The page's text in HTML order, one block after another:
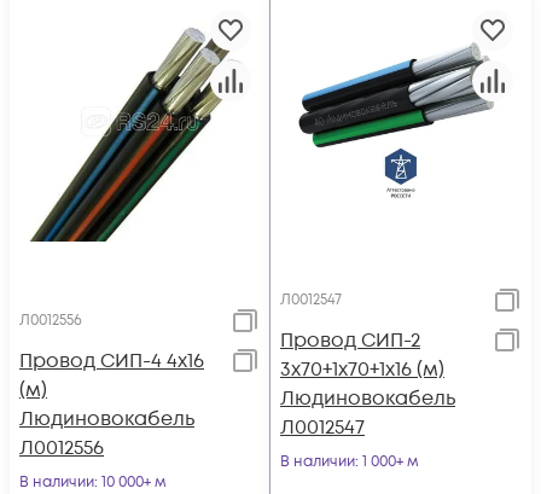
Л0012556
Провод СИП-4 4х16
(м)
Людиновокабель
Л0012556
В наличии: 10 000+ м
Л0012547
Провод СИП-2
3х70+1х70+1х16 (м)
Людиновокабель
Л0012547
В наличии: 1 000+ м